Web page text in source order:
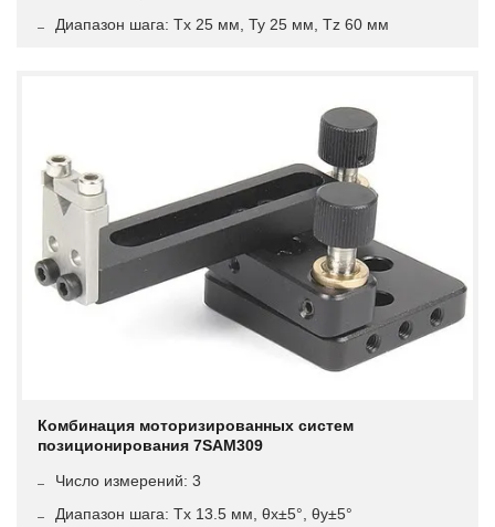
Диапазон шага: Tx 25 мм, Ty 25 мм, Tz 60 мм
Комбинация моторизированных систем
позиционирования 7SAM309
Число измерений: 3
Диапазон шага: Tx 13.5 мм, θx±5°, θy±5°